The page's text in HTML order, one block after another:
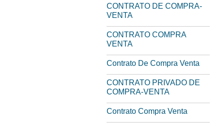
CONTRATO DE COMPRA-
VENTA
CONTRATO COMPRA
VENTA
Contrato De Compra Venta
CONTRATO PRIVADO DE
COMPRA-VENTA
Contrato Compra Venta